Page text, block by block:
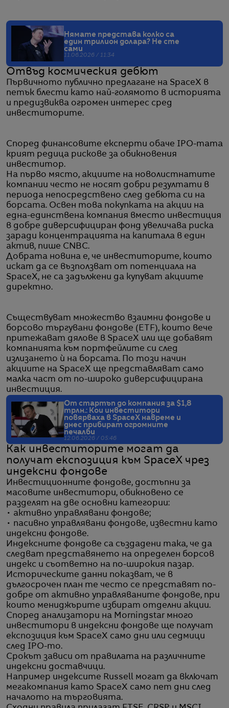
Нямате представа колко са
един трилион долара? Не сте
сами
11.06.2026 / 11:34
Отвъд космическия дебют
Първичното публично предлагане на SpaceX в
петък блести като най-голямото в историята
и предизвиква огромен интерес сред
инвеститорите.
Според финансовите експерти обаче IPO-тата
крият редица рискове за обикновения
инвеститор.
На първо място, акциите на новолистнатите
компании често не носят добри резултати в
периода непосредствено след дебюта си на
борсата. Освен това покупката на акции на
една-единствена компания вместо инвестиция
в добре диверсифициран фонд увеличава риска
заради концентрацията на капитала в един
актив, пише CNBC.
Добрата новина е, че инвеститорите, които
искат да се възползват от потенциала на
SpaceX, не са задължени да купуват акциите
директно.
Съществуват множество взаимни фондове и
борсово търгувани фондове (ETF), които вече
притежават дялове в SpaceX или ще добавят
компанията към портфейлите си след
излизането ѝ на борсата. По този начин
акциите на SpaceX ще представляват само
малка част от по-широко диверсифицирана
инвестиция.
От стартъп до компания за $1,8
трлн.: Кои инвеститори
повярваха в SpaceX навреме и
днес прибират огромните
печалби
12.06.2026 / 05:46
Как инвеститорите могат да
получат експозиция към SpaceX чрез
индексни фондове
Инвестиционните фондове, достъпни за
масовите инвеститори, обикновено се
разделят на две основни категории:
• активно управлявани фондове;
• пасивно управлявани фондове, известни като
индексни фондове.
Индексните фондове са създадени така, че да
следват представянето на определен борсов
индекс и съответно на по-широкия пазар.
Историческите данни показват, че в
дългосрочен план те често се представят по-
добре от активно управляваните фондове, при
които мениджърите избират отделни акции.
Според анализатори на Morningstar много
инвеститори в индексни фондове ще получат
експозиция към SpaceX само дни или седмици
след IPO-то.
Срокът зависи от правилата на различните
индексни доставчици.
Например индексите Russell могат да включат
мегакомпания като SpaceX само пет дни след
началото на търговията.